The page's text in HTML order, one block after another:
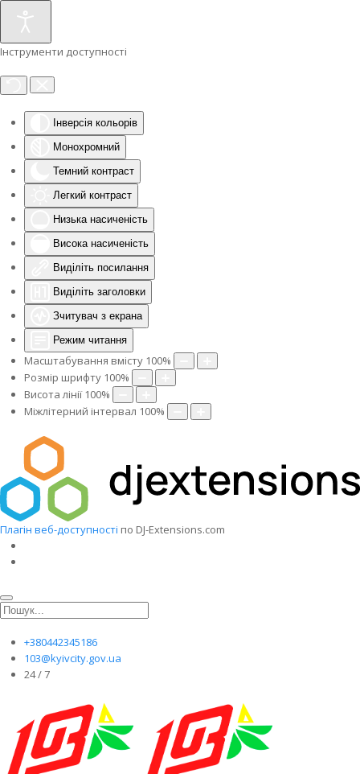
Інструменти доступності
Інверсія кольорів
Монохромний
Темний контраст
Легкий контраст
Низька насиченість
Висока насиченість
Виділіть посилання
Виділіть заголовки
Зчитувач з екрана
Режим читання
Масштабування вмісту 100%
Розмір шрифту 100%
Висота лінії 100%
Міжлітерний інтервал 100%
Плагін веб-доступності по DJ-Extensions.com
+380442345186
103@kyivcity.gov.ua
24 / 7